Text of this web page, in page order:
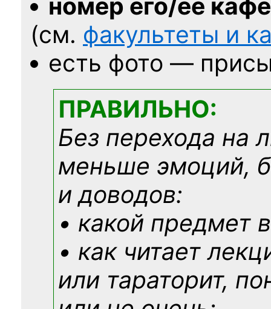
номер его/её
(см. факультеты и
есть фото —
ПРАВИЛЬНО:
Без перехода на
меньше эмоций,
и доводов:
• какой предмет
• как читает
или тараторит,